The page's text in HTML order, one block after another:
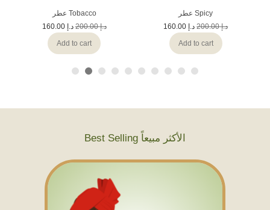
عطر Tobacco
د.إ200.00 د.إ 160.00
Add to cart
عطر Spicy
د.إ200.00 د.إ
Add to cart
Best Selling الأكثر مبيعاً